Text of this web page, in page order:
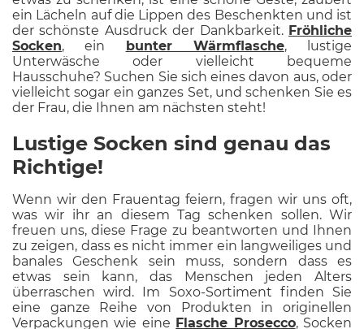
ein Lächeln auf die Lippen des Beschenkten und ist
der schönste Ausdruck der Dankbarkeit. Fröhliche
Socken, ein bunter Wärmflasche, lustige
Unterwäsche oder vielleicht bequeme
Hausschuhe? Suchen Sie sich eines davon aus, oder
vielleicht sogar ein ganzes Set, und schenken Sie es
der Frau, die Ihnen am nächsten steht!
Lustige Socken sind genau das
Richtige!
Wenn wir den Frauentag feiern, fragen wir uns oft,
was wir ihr an diesem Tag schenken sollen. Wir
freuen uns, diese Frage zu beantworten und Ihnen
zu zeigen, dass es nicht immer ein langweiliges und
banales Geschenk sein muss, sondern dass es
etwas sein kann, das Menschen jeden Alters
überraschen wird. Im Soxo-Sortiment finden Sie
eine ganze Reihe von Produkten in originellen
Verpackungen wie eine Flasche Prosecco, Socken